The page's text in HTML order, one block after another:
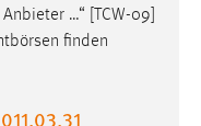
…“ [TCW-09]
finden